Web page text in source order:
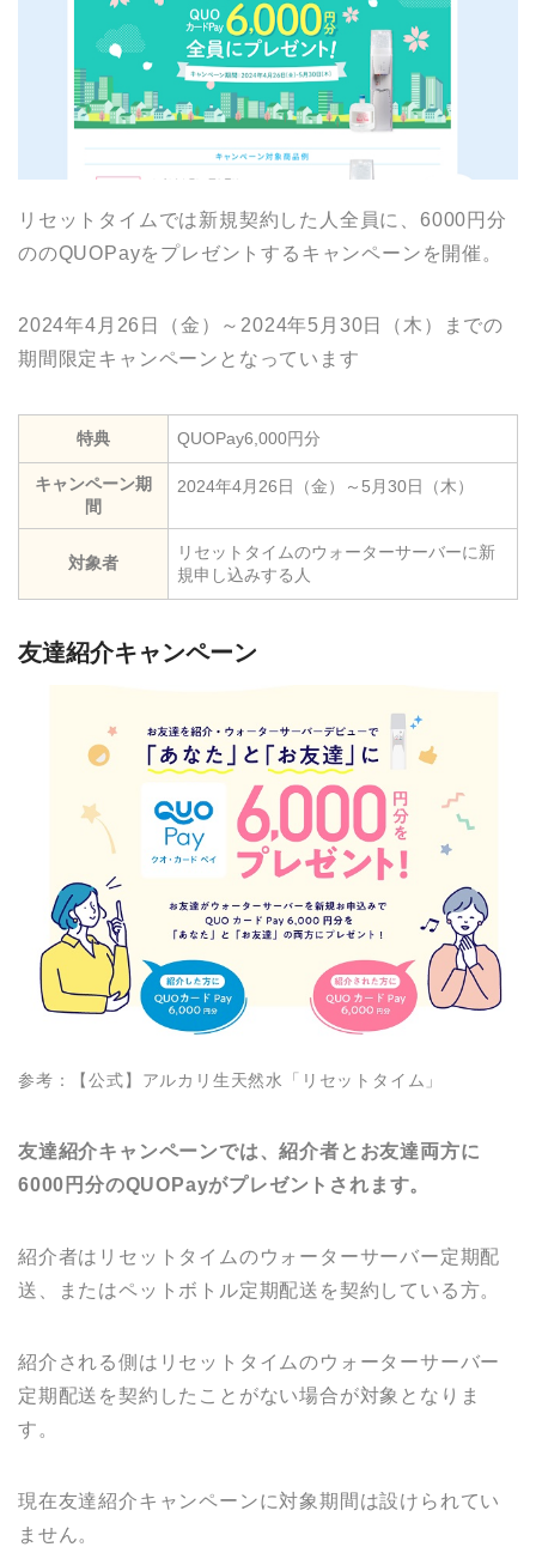
リセットタイムでは新規契約した人全員に、6000円分
ののQUOPayをプレゼントするキャンペーンを開催。
2024年4月26日（金）～2024年5月30日（木）までの
期間限定キャンペーンとなっています
特典 QUOPay6,000円分
キャンペーン期
間
2024年4月26日（金）～5月30日（木）
対象者
リセットタイムのウォーターサーバーに新
規申し込みする人
友達紹介キャンペーン
参考：【公式】アルカリ生天然水「リセットタイム」
友達紹介キャンペーンでは、紹介者とお友達両方に
6000円分のQUOPayがプレゼントされます。
紹介者はリセットタイムのウォーターサーバー定期配
送、またはペットボトル定期配送を契約している方。
紹介される側はリセットタイムのウォーターサーバー
定期配送を契約したことがない場合が対象となりま
す。
現在友達紹介キャンペーンに対象期間は設けられてい
ません。